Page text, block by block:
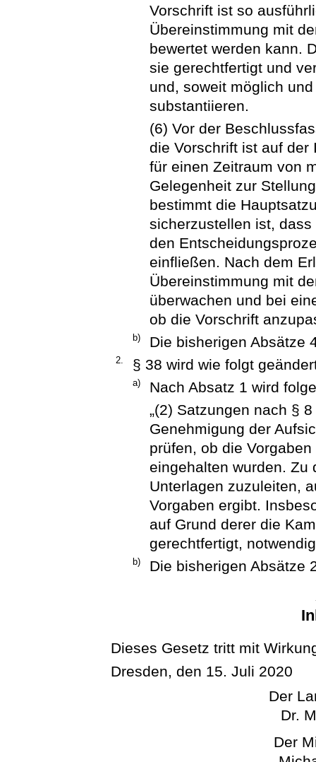
Vorschrift ist so
Übereinstimmung mit
bewertet werden kann.
sie gerechtfertigt und
und, soweit möglich
substantiieren.
(6) Vor der
die Vorschrift ist auf der
für einen Zeitraum von
Gelegenheit zur
bestimmt die
sicherzustellen ist,
den
einfließen. Nach dem
Übereinstimmung mit
überwachen und bei
ob die Vorschrift
b) Die bisherigen Absätze
2. § 38 wird wie folgt
a)
Nach Absatz 1 wird
„(2) Satzungen nach §
Genehmigung der
prüfen, ob die
eingehalten wurden. Zu
Unterlagen zuzuleiten,
Vorgaben ergibt.
auf Grund derer die
gerechtfertigt,
b) Die bisherigen Absätze
Dieses Gesetz tritt mit
Dresden, den 15. Juli 2020
Der
Dr.
Der